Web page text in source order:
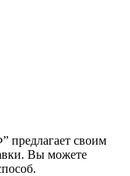
предлагает своим
Вы можете